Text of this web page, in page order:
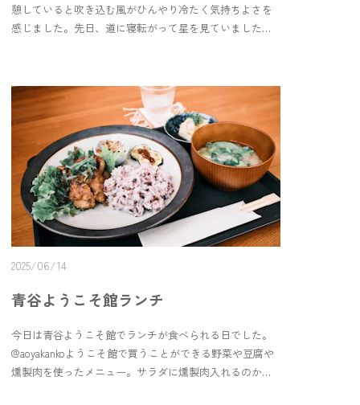
憩していると吹き込む風がひんやり冷たく気持ちよさを
感じました。先日、道に寝転がって星を見ていました。
きです。そしてまんまと蚊に刺されました。みなさん、
寝転がって星を見る時は安全な場所でぜひ。ゲストルー
ムにウチワを置きました。青谷和紙で作られたウチワ
は、一つひとつ色や柄が違っていて可愛いです。青谷よ
うこそ館にあるのでお土産にもぜひ。海まで5分。ゆっく
り滞在お待ちしています。Cool breezes, starlit skies, and
the sound of summer nights…At Aoyado, we’ve added
beautiful Aoya Washi fans to each room. Each one is
handmade and one of a kind—don’t forget to take one
home from Aoya Yokoso-kan! Just 5 minutes to the sea.
Your slow stay awaits.
2025/06/14
青谷ようこそ館ランチ
今日は青谷ようこそ館でランチが食べられる日でした。
@aoyakankoようこそ館で買うことができる野菜や豆腐や
燻製肉を使ったメニュー。サラダに燻製肉入れるのか〜